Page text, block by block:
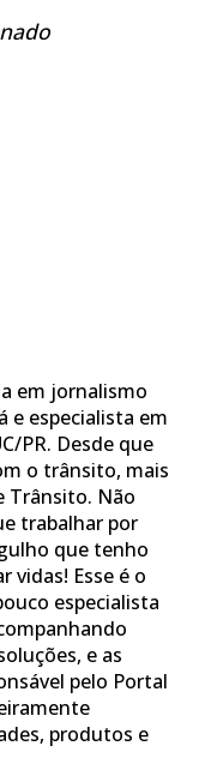
em jornalismo
e especialista em
PR. Desde que
o trânsito, mais
Trânsito. Não
trabalhar por
que tenho
vidas! Esse é o
especialista
e as
pelo Portal
produtos e